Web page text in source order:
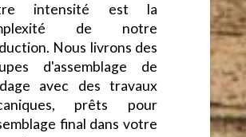
intensité est la
de notre
Nous livrons des
d'assemblage de
avec des travaux
prêts pour
final dans votre